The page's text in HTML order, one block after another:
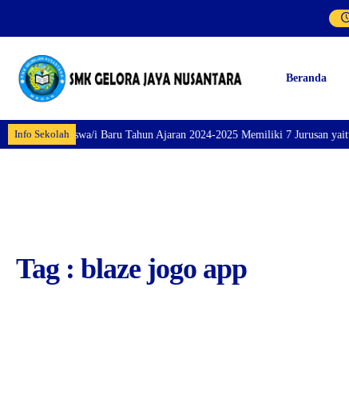
Beranda
Info SekolahSiswa/i Baru Tahun Ajaran 2024-2025 Memiliki 7 Jurusan yaitu:
Tag : blaze jogo app